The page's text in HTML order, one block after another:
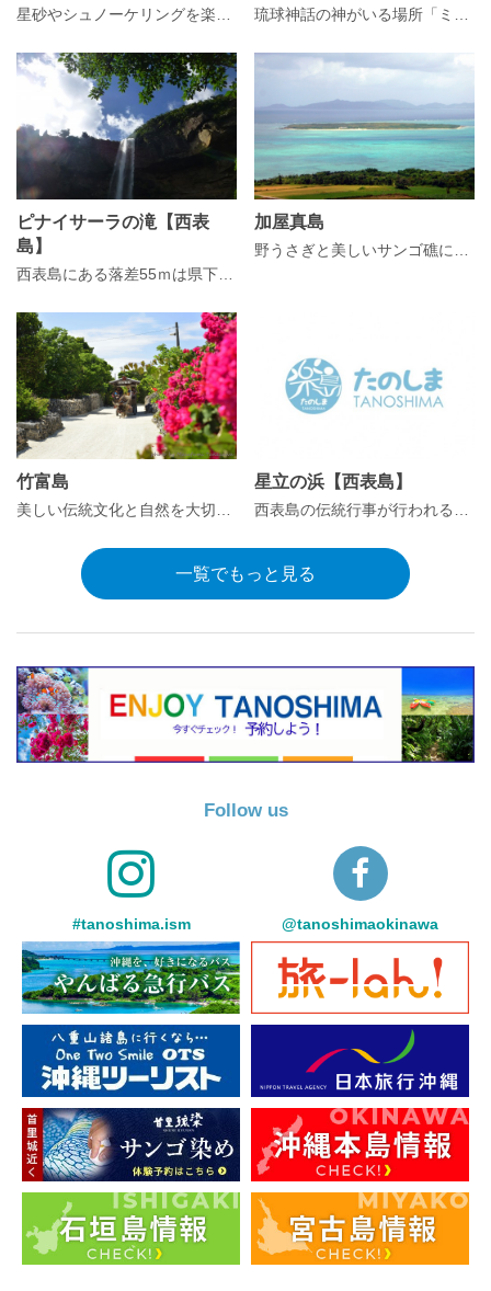
ピナイサーラの滝【西表
島】
加屋真島
竹富島 星立の浜【西表島】
一覧でもっと見る
Follow us
#tanoshima.ism @tanoshimaokinawa